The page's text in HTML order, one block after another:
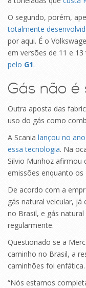
O segundo, porém,
totalmente
por aqui. É o
em versões de 11 e
pelo G1.
Gás não é
Outra aposta das
uso do gás como
A Scania lançou no
essa tecnologia. Na
Silvio Munhoz afirmou
emissões enquanto
De acordo com a
gás natural veicular,
no Brasil, e gás
regularmente.
Questionado se a
caminho no Brasil, a
caminhões foi enfática.
“Nós estamos